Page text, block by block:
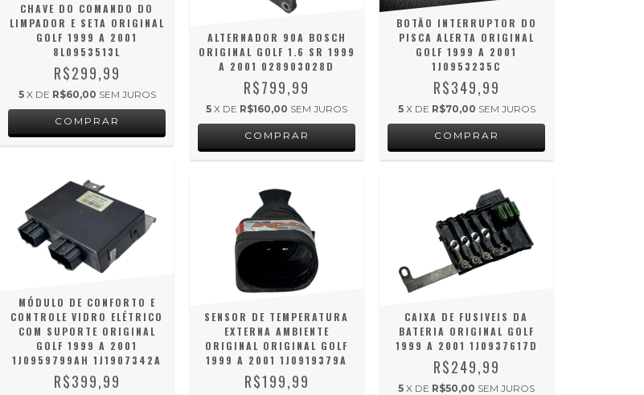
CHAVE DO COMANDO DO
LIMPADOR E SETA ORIGINAL
GOLF 1999 A 2001
8L0953513L
R$299,99
5 X DE R$60,00 SEM JUROS
ALTERNADOR 90A BOSCH
ORIGINAL GOLF 1.6 SR 1999
A 2001 028903028D
R$799,99
5 X DE R$160,00 SEM JUROS
BOTÃO INTERRUPTOR DO
PISCA ALERTA ORIGINAL
GOLF 1999 A 2001
1J0953235C
R$349,99
5 X DE R$70,00 SEM JUROS
MÓDULO DE CONFORTO E
CONTROLE VIDRO ELÉTRICO
COM SUPORTE ORIGINAL
GOLF 1999 A 2001
1J0959799AH 1J1907342A
R$399,99
SENSOR DE TEMPERATURA
EXTERNA AMBIENTE
ORIGINAL ORIGINAL GOLF
1999 A 2001 1J0919379A
R$199,99
CAIXA DE FUSIVEIS DA
BATERIA ORIGINAL GOLF
1999 A 2001 1J0937617D
R$249,99
5 X DE R$50,00 SEM JUROS